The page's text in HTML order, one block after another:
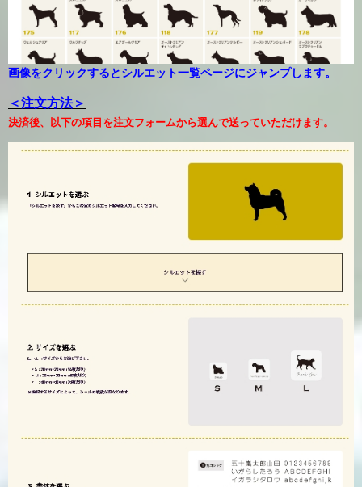
画像をクリックするとシルエット一覧ページにジャンプします。
＜注文方法＞
決済後、以下の項目を注文フォームから選んで送っていただけます。